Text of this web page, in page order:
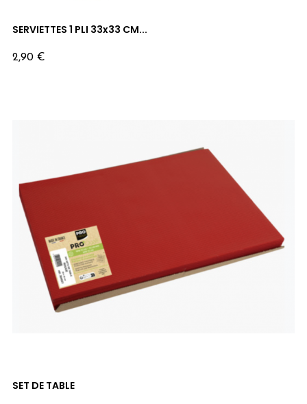
SERVIETTES 1 PLI 33x33 CM...
Prix
2,90 €
SET DE TABLE